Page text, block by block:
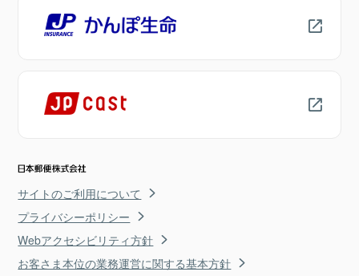
サイトのご利用について
プライバシーポリシー
Webアクセシビリティ方針
お客さま本位の業務運営に関する基本方針